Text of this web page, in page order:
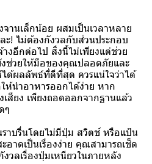
จานเล็กน้อย ผสมเป็นเวลาหลาย
! ไม่ต้องกังวลกับส่วนประกอบ
งอีกต่อไป สิ่งนี้ไม่เพียงแต่ช่วย
งช่วยให้มือของคุณปลอดภัยและ
ด้ผลลัพธ์ที่ดีที่สุด ควรแน่ใจว่าได้
ห้นำอาหารออกได้ง่าย หาก
สียง เพียงถอดออกจากฐานแล้ว
ๆ
าบรื่นโดยไม่มีปุ่ม สวิตช์ หรือแป้น
าดเป็นเรื่องง่าย คุณสามารถเช็ด
วลเรื่องปุ่มเหนียวในภายหลัง